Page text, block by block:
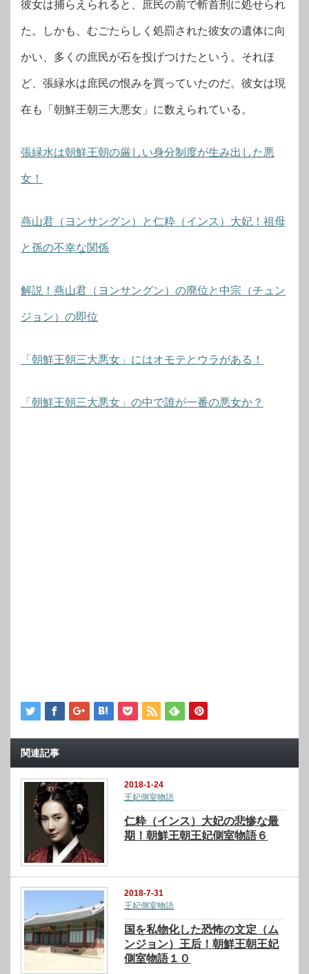
彼女は捕らえられると、庶民の前で斬首刑に処せられ
た。しかも、むごたらしく処罰された彼女の遺体に向
かい、多くの庶民が石を投げつけたという。それほ
ど、張緑水は庶民の恨みを買っていたのだ。彼女は現
在も「朝鮮王朝三大悪女」に数えられている。
張緑水は朝鮮王朝の厳しい身分制度が生み出した悪
女！
燕山君（ヨンサングン）と仁粋（インス）大妃！祖母
と孫の不幸な関係
解説！燕山君（ヨンサングン）の廃位と中宗（チュン
ジョン）の即位
「朝鮮王朝三大悪女」にはオモテとウラがある！
「朝鮮王朝三大悪女」の中で誰が一番の悪女か？
関連記事
2018-1-24
王妃側室物語
仁粋（インス）大妃の悲惨な最
期！朝鮮王朝王妃側室物語６
2018-7-31
王妃側室物語
国を私物化した恐怖の文定（ム
ンジョン）王后！朝鮮王朝王妃
側室物語１０